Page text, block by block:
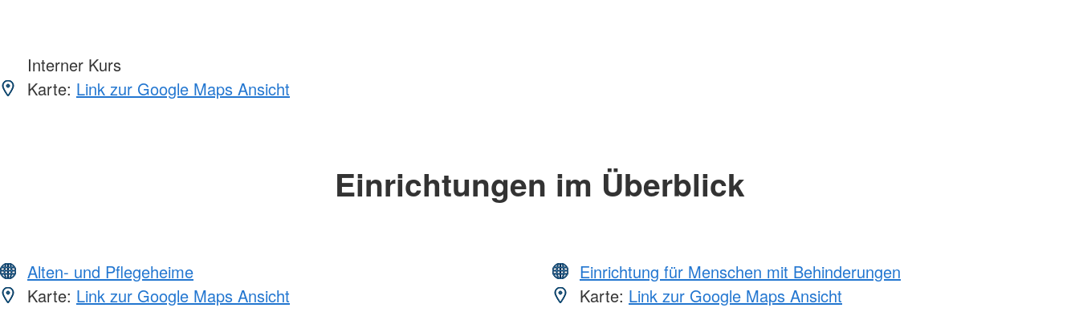
Interner Kurs
Karte: Link zur Google Maps Ansicht
Einrichtungen im Überblick
Alten- und Pflegeheime
Karte: Link zur Google Maps Ansicht
Einrichtung für Menschen mit Behinderungen
Karte: Link zur Google Maps Ansicht